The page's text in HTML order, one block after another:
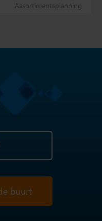
Assortimentsplanning
buurt